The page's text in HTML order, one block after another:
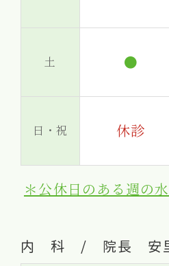
土 ●
日・祝 休診
＊公休日のある週の
内 科 / 院長 安